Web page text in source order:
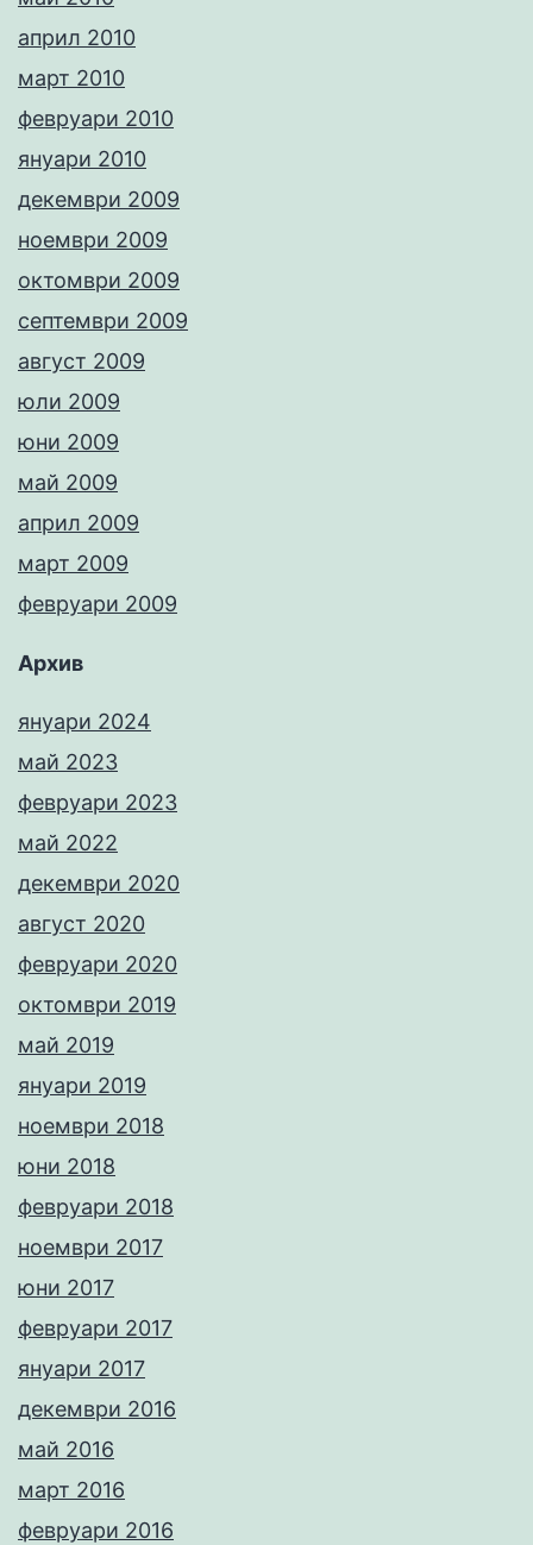
април 2010
март 2010
февруари 2010
януари 2010
декември 2009
ноември 2009
октомври 2009
септември 2009
август 2009
юли 2009
юни 2009
май 2009
април 2009
март 2009
февруари 2009
Архив
януари 2024
май 2023
февруари 2023
май 2022
декември 2020
август 2020
февруари 2020
октомври 2019
май 2019
януари 2019
ноември 2018
юни 2018
февруари 2018
ноември 2017
юни 2017
февруари 2017
януари 2017
декември 2016
май 2016
март 2016
февруари 2016